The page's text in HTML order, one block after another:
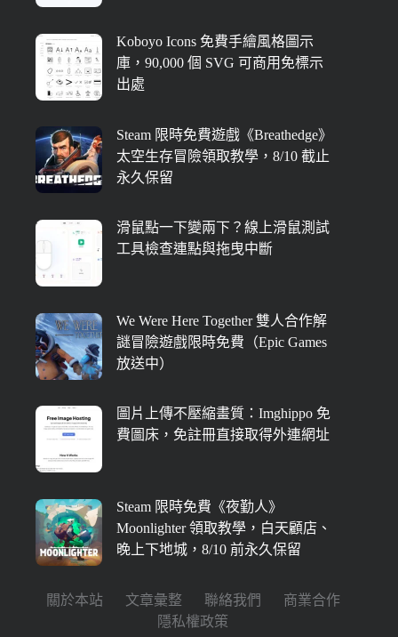
Koboyo Icons 免費手繪風格圖示
庫，90,000 個 SVG 可商用免標示
出處
Steam 限時免費遊戲《Breathedge》
太空生存冒險領取教學，8/10 截止
永久保留
滑鼠點一下變兩下？線上滑鼠測試
工具檢查連點與拖曳中斷
We Were Here Together 雙人合作解
謎冒險遊戲限時免費（Epic Games
放送中）
圖片上傳不壓縮畫質：Imghippo 免
費圖床，免註冊直接取得外連網址
Steam 限時免費《夜勤人》
Moonlighter 領取教學，白天顧店、
晚上下地城，8/10 前永久保留
關於本站 文章彙整 聯絡我們
商業合作
隱私權政策